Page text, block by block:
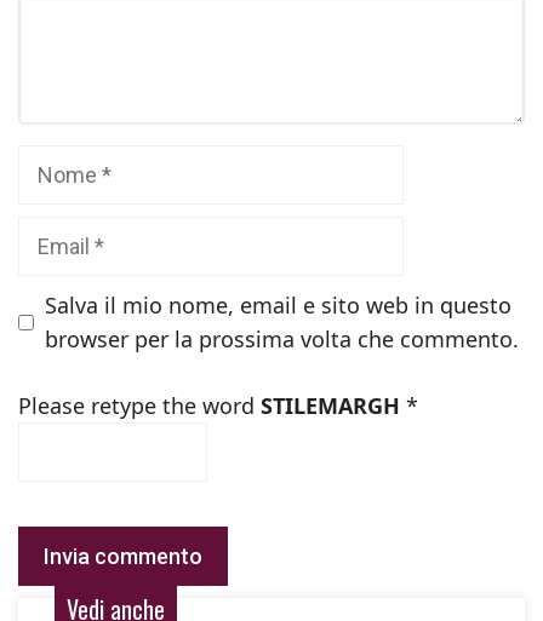
Salva il mio nome, email e sito web in questo
browser per la prossima volta che commento.
Please retype the word STILEMARGH *
Vedi anche